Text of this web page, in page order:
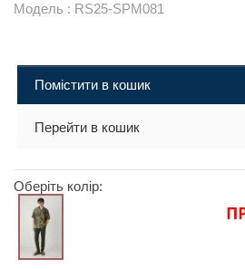
Модель : RS25-SPM081
Помістити в кошик
Перейти в кошик
Оберіть колір: